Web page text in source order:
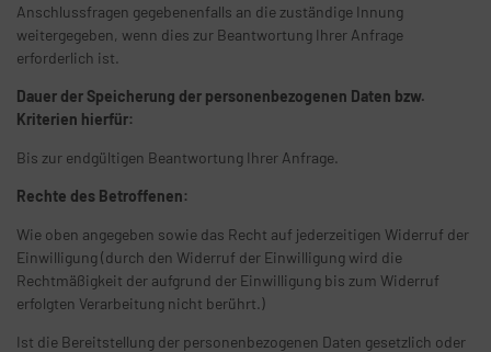
Anschlussfragen gegebenenfalls an die zuständige Innung
weitergegeben, wenn dies zur Beantwortung Ihrer Anfrage
erforderlich ist.
Dauer der Speicherung der personenbezogenen Daten bzw.
Kriterien hierfür:
Bis zur endgültigen Beantwortung Ihrer Anfrage.
Rechte des Betroffenen:
Wie oben angegeben sowie das Recht auf jederzeitigen Widerruf der
Einwilligung (durch den Widerruf der Einwilligung wird die
Rechtmäßigkeit der aufgrund der Einwilligung bis zum Widerruf
erfolgten Verarbeitung nicht berührt.)
Ist die Bereitstellung der personenbezogenen Daten gesetzlich oder